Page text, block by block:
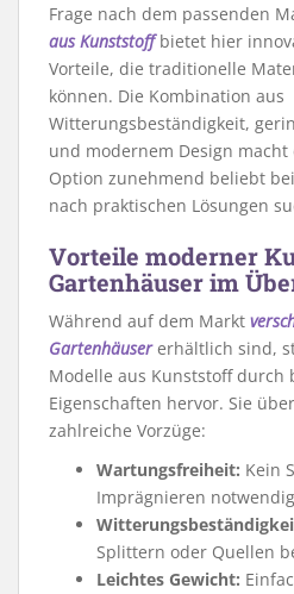
Frage nach dem passenden
aus Kunststoffbietet hier
Vorteile, die traditionelle
können. Die Kombination aus
Witterungsbeständigkeit,
und modernem Design macht
Option zunehmend beliebt
nach praktischen Lösungen
Vorteile moderner
Gartenhäuser im
Während auf dem Markt
Gartenhäusererhältlich sind,
Modelle aus Kunststoff durch
Eigenschaften hervor. Sie
zahlreiche Vorzüge:
Wartungsfreiheit: Kein
Imprägnieren notwendig
Splittern oder Quellen
Leichtes Gewicht: